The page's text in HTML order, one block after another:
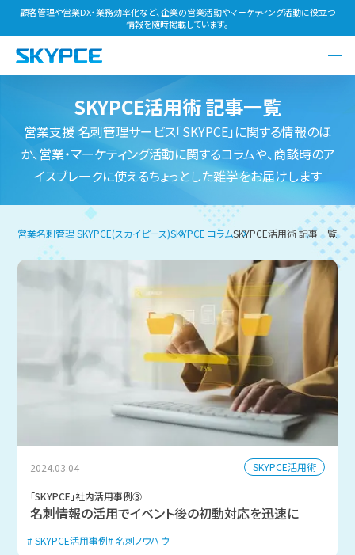
顧客管理や営業DX・業務効率化など、企業の営業活動やマーケティング活動に役立つ
情報を随時掲載しています。
SKYPCE活用術記事一覧
営業支援 名刺管理サービス「SKYPCE」に関する情報のほ
か、営業・マーケティング活動に関するコラムや、商談時のア
イスブレークに使えるちょっとした雑学をお届けします
営業名刺管理 SKYPCE(スカイピース)SKYPCE コラムSKYPCE活用術 記事一覧
2024.03.04 SKYPCE活用術
「SKYPCE」社内活用事例③
名刺情報の活用でイベント後の初動対応を迅速に
SKYPCE活用事例 名刺ノウハウ